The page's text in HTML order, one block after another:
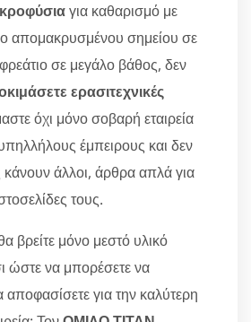
για καθαρισμό με
απομακρυσμένου σημείου σε
σε μεγάλο βάθος, δεν
ερασιτεχνικές
όχι μόνο σοβαρή εταιρεία
έμπειρους και δεν
άλλοι, άρθρα απλά για
τους.
βρείτε μόνο μεστό υλικό
ώστε να μπορέσετε να
αποφασίσετε για την καλύτερη